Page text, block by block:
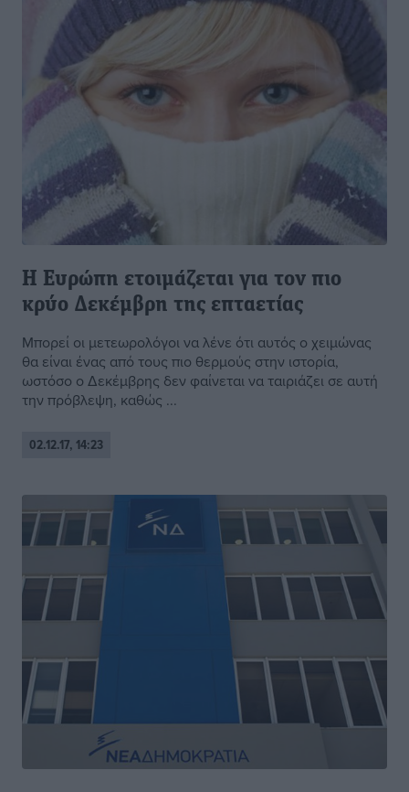
Η Ευρώπη ετοιμάζεται για τον πιο
κρύο Δεκέμβρη της επταετίας
Μπορεί οι μετεωρολόγοι να λένε ότι αυτός ο χειμώνας
θα είναι ένας από τους πιο θερμούς στην ιστορία,
ωστόσο ο Δεκέμβρης δεν φαίνεται να ταιριάζει σε αυτή
την πρόβλεψη, καθώς ...
02.12.17, 14:23